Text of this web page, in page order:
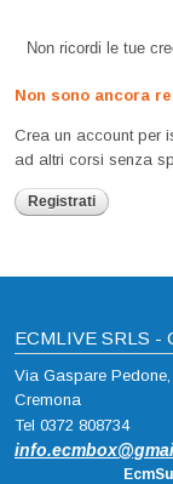
Non ricordi le tue
Non sono ancora
Crea un account per
ad altri corsi senza
Registrati
ECMLIVE SRLS -
Via Gaspare
Cremona
Tel 0372 808734